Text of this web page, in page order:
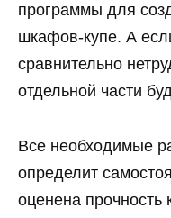
программы для
шкафов-купе. А
сравнительно
отдельной части
Все необходимые
определит
оценена прочность